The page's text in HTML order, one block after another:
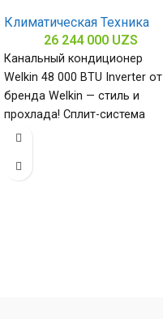
Климатическая Техника
26 244 000 UZS
Канальный кондиционер
Welkin 48 000 BTU Inverter от
бренда Welkin — стиль и
прохлада! Сплит-система
мощностью 48000 БТЕ для